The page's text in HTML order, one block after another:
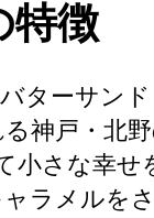
特徴
ターサンド
神戸・北
小さな幸せ
ラメルを